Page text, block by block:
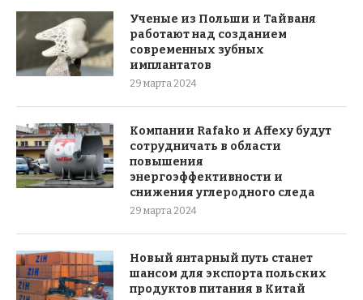
Ученые из Польши и Тайваня
работают над созданием
современных зубных
имплантатов
29 марта 2024
Компании Rafako и Affexy будут
сотрудничать в области
повышения
энергоэффективности и
снижения углеродного следа
29 марта 2024
Новый янтарный путь станет
шансом для экспорта польских
продуктов питания в Китай